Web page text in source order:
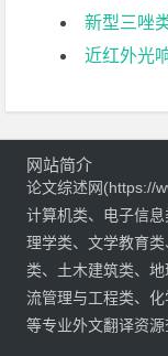
新型三唑
近红外光响
网站简介
论文综述网(https://
计算机类、电子信
理学类、文学教育
类、土木建筑类、
流管理与工程类、
等专业外文翻译资源